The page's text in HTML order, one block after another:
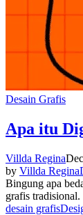
Desain Grafis
Apa itu
Villda Regina
by Villda Regina
Bingung apa
grafis tradisional.
desain grafis